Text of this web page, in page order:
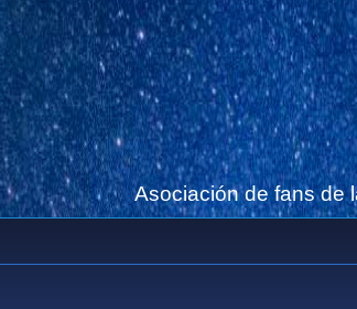
Asociación de fans de